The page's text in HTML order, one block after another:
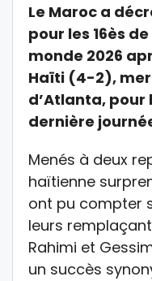
Le Maroc a
pour les 16ès
monde 2026
Haïti (4-2),
d’Atlanta, pour
dernière
Menés à deux
haïtienne
ont pu compter
leurs
Rahimi et
un succès